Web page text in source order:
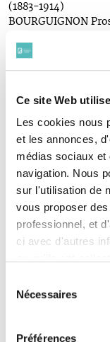
Ce site Web
Les cookies nous
et les annonces,
médias sociaux
navigation. Nous
sur l'utilisation de
vous proposer
professionnel, et
ci avec d'autres
continuez à utiliser
Pour en savoir
Nécessaires
Préférences
(1883-1914)
BOURGUIGNON
BOYER Auguste
(1875-1914)
(1887-1917)
BRISSET Robert
(1885-1915)
BUGAUT Albert
(1891-1916)
CABANNES Bernard
(1875 - 1918)
CAHEN René
(1889-1915)
CANTE Jean
(1887-1915)